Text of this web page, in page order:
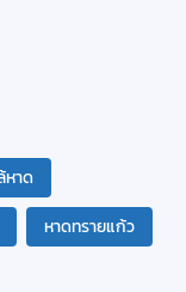
หาด
หาดทรายแก้ว